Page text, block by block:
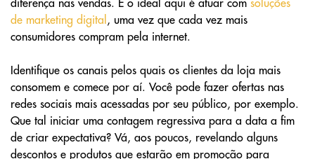
diferença nas vendas. E o ideal aqui é atuar com soluções
de marketing digital , uma vez que cada vez mais
consumidores compram pela internet.
Identifique os canais pelos quais os clientes da loja mais
consomem e comece por aí. Você pode fazer ofertas nas
redes sociais mais acessadas por seu público, por exemplo.
Que tal iniciar uma contagem regressiva para a data a fim
de criar expectativa? Vá, aos poucos, revelando alguns
descontos e produtos que estarão em promoção para